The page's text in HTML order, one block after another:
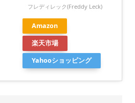
フレディレック(Freddy Leck)
Amazon
楽天市場
Yahooショッピング